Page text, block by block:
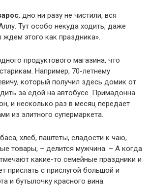
, дно ни разу не чистили, вся
Тут особо некуда ходить, даже
этого как праздника».
продуктового магазина, что
Например, 70-летнему
который получил здесь домик от
за едой на автобусе. Примадонна
и несколько раз в месяц передает
из элитного супермаркета.
хлеб, паштеты, сладости к чаю,
товары, – делится мужчина. – А когда
какие-то семейные праздники и
прислать с прислугой большой и
и бутылочку красного вина.